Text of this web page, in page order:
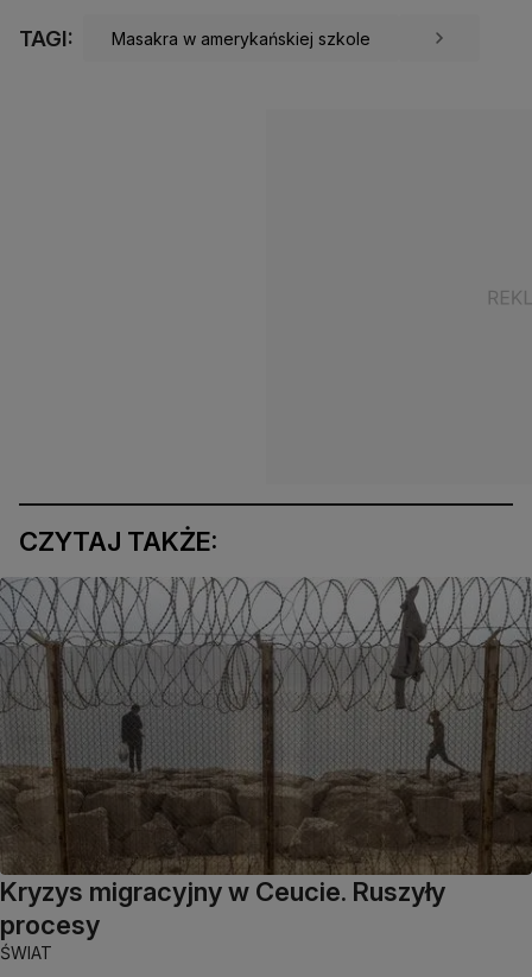
TAGI: Masakra w amerykańskiej szkole
CZYTAJ TAKŻE:
Kryzys migracyjny w Ceucie. Ruszyły
procesy
ŚWIAT